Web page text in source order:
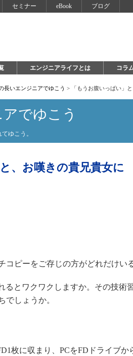
セミナー eBook ブログ
エンジニアライフとは コラ
長いエンジニアでゆこう > 「もうお腹いっぱい」
でゆこう
ゆこう。
、お嘆きの貴兄貴女に
コピーをご存じの方がどれだけい
とワクワクしますか。その技術
でしょうか。
枚に収まり、PCをFDドライブか